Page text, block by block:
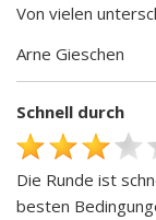
Von vielen
Arne Gieschen
Schnell durch
Die Runde ist
besten